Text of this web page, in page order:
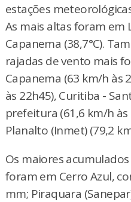
estações
As mais altas foram em
Capanema (38,7°C).
rajadas de vento mais
Capanema (63 km/h às
às 22h45), Curitiba -
prefeitura (61,6 km/h às
Planalto (Inmet) (79,2
Os maiores
foram em Cerro Azul,
mm; Piraquara